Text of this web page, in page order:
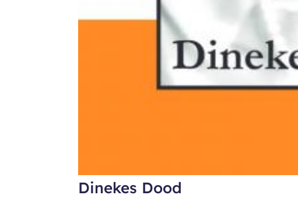
Dinekes Dood